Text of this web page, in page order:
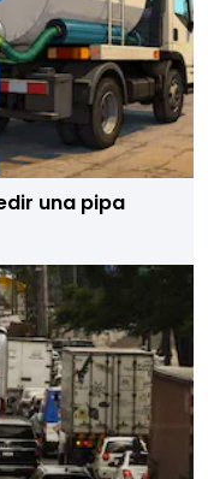
una pipa